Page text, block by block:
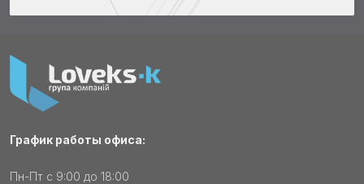
График работы офиса:
Пн-Пт с 9:00 до 18:00